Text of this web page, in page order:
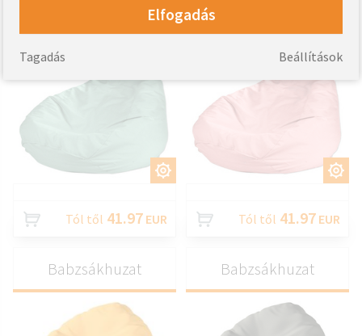
TESTRESZAB
Babzsákhuzat
Tól től 41.97 EUR
TESTRESZAB
Babzsákhuzat
Tól től 41.97 EUR
Babzsákhuzat Babzsákhuzat
Elfogadás
Beállítások
Tagadás